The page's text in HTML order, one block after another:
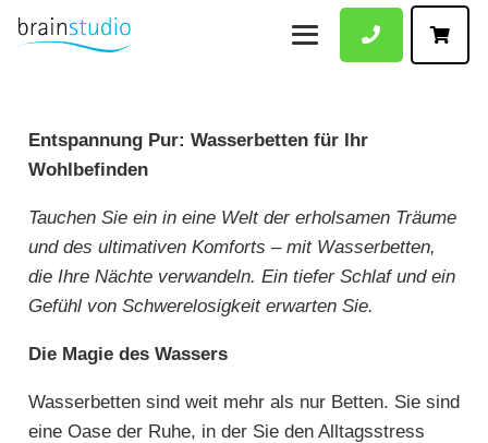
Entspannung Pur: Wasserbetten für Ihr
Wohlbefinden
Tauchen Sie ein in eine Welt der erholsamen Träume
und des ultimativen Komforts – mit Wasserbetten,
die Ihre Nächte verwandeln. Ein tiefer Schlaf und ein
Gefühl von Schwerelosigkeit erwarten Sie.
Die Magie des Wassers
Wasserbetten sind weit mehr als nur Betten. Sie sind
eine Oase der Ruhe, in der Sie den Alltagsstress